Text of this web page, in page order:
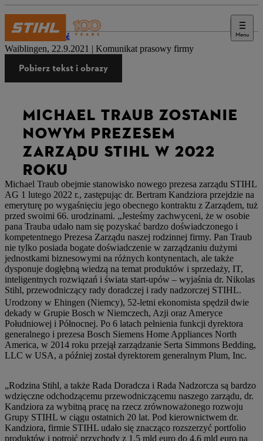
Menu
Naciskać
Waiblingen, 22.9.2021 | Komunikat prasowy firmy
Pobierz tekst i obrazy
MICHAEL TRAUB ZOSTANIE
NOWYM PREZESEM
ZARZĄDU STIHL W 2022
ROKU
Michael Traub obejmie stanowisko nowego prezesa zarządu STIHL
AG 1 lutego 2022 r., zastępując dr. Bertram Kandziora przejdzie na
emeryturę po wygaśnięciu jego obecnego kontraktu z Zarządem, tuż
przed swoimi 66. urodzinami. „Jesteśmy zachwyceni, że w osobie
pana Trauba udało nam się pozyskać bardzo doświadczonego i
kompetentnego Prezesa Zarządu naszej rodzinnej firmy. Pan Traub
nie tylko posiada bogate doświadczenie w zarządzaniu dużymi
jednostkami biznesowymi na różnych kontynentach, ale także
dysponuje dogłębną wiedzą na temat produktów i sprzedaży, IT,
inteligentnych rozwiązań i świata start-upów – wyjaśnia dr. Nikolas
Stihl, przewodniczący rady doradczej i rady nadzorczej STIHL.
Urodzony w Ehingen (Niemcy), 52-letni ekonomista spędził dwie
dekady w Grupie Bosch w Niemczech, Azji oraz Ameryce
Południowej i Północnej. Po 6 latach pełnienia funkcji dyrektora
generalnego i prezesa Bosch Siemens Home Appliances North
America, w 2014 roku przejął zarządzanie Serta Simmons Bedding,
LLC w USA, a później został dyrektorem generalnym Plum, Inc.
„Rodzina Stihl, a także Rada Doradcza i Rada Nadzorcza są bardzo
wdzięczne odchodzącemu przewodniczącemu naszego zarządu, dr.
Kandziora za wybitną pracę na rzecz zrównoważonego rozwoju
Grupy STIHL w ciągu ostatnich 20 lat. Pod kierownictwem dr.
Kandziora, firmie STIHL udało się znacząco rozszerzyć portfolio
produktów i potroić przychody z 1,5 mld euro do 4,6 mld euro na